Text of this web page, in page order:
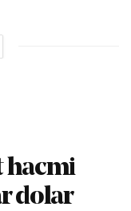
hacmi
dolar